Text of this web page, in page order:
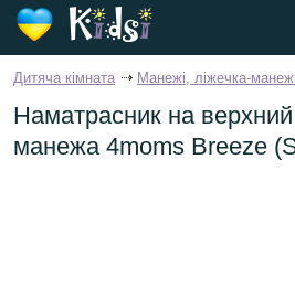
Дитяча кімната Манежі, ліжечка-манежі
Наматрасник на
манежа 4moms Breeze